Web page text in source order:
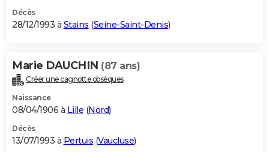
Décès
28/12/1993 à Stains (Seine-Saint-Denis)
Marie DAUCHIN (87 ans)
Créer une cagnotte obsèques
Naissance
08/04/1906 à Lille (Nord)
Décès
13/07/1993 à Pertuis (Vaucluse)